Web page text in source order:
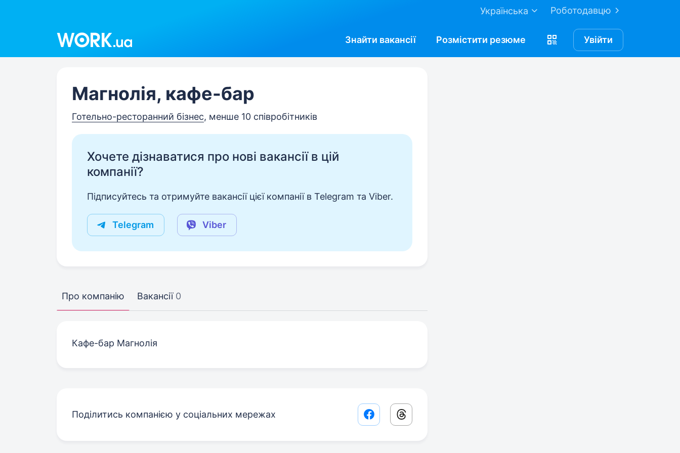
Роботодавцю
Українська
Знайти вакансії Розмістити резюме Увійти
Магнолія, кафе-бар
Готельно-ресторанний бізнес, менше 10 співробітників
Хочете дізнаватися про нові вакансії в цій
компанії?
Підписуйтесь та отримуйте вакансії цієї компанії в Telegram та Viber.
Telegram Viber
Про компанію Вакансії 0
Кафе-бар Магнолія
Поділитись компанією у соціальних мережах Facebook share link
Threads share link